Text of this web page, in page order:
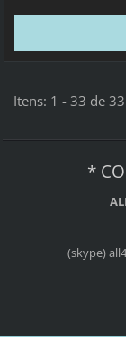
Itens: 1 - 33 de 33
*
(skype)